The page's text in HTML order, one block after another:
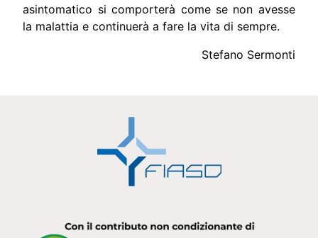
asintomatico si comporterà come se non avesse
la malattia e continuerà a fare la vita di sempre.
Stefano Sermonti